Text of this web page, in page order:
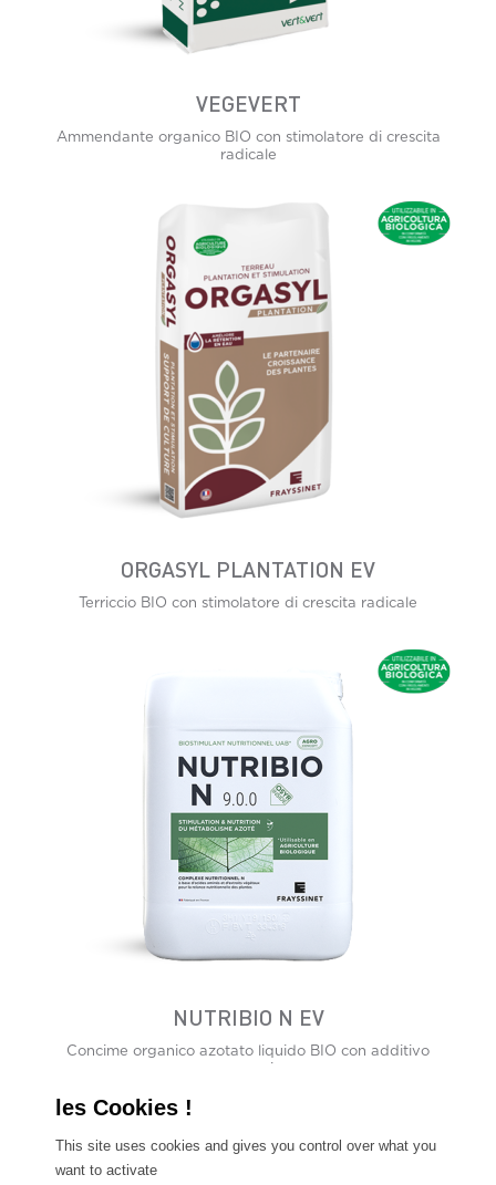
VEGEVERT
Ammendante organico BIO con stimolatore di crescita
radicale
ORGASYL PLANTATION EV
Terriccio BIO con stimolatore di crescita radicale
NUTRIBIO N EV
Concime organico azotato liquido BIO con additivo
Tutti i nostri prodotti
This site uses cookies and gives you control over what you
want to activate